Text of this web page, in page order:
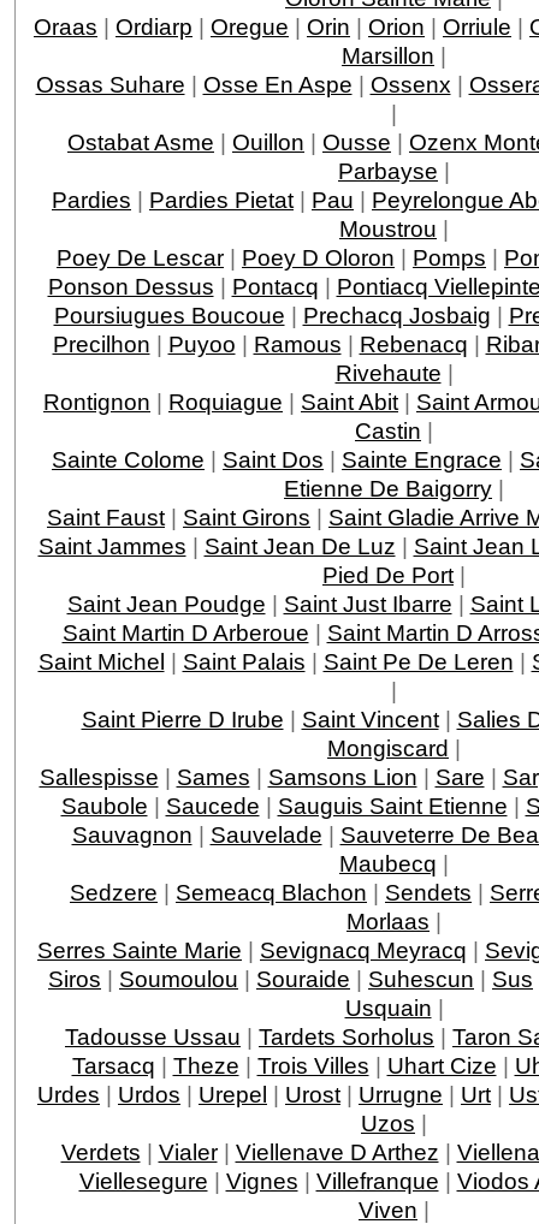
Oraas | Ordiarp | Oregue | Orin | Orion | Orriule |
Marsillon |
Ossas Suhare | Osse En Aspe | Ossenx |
|
Ostabat Asme | Ouillon | Ousse | Ozenx
Parbayse |
Pardies | Pardies Pietat | Pau | Peyrelongue
Moustrou |
Poey De Lescar | Poey D Oloron | Pomps |
Ponson Dessus | Pontacq | Pontiacq
Poursiugues Boucoue | Prechacq Josbaig |
Precilhon | Puyoo | Ramous | Rebenacq |
Rivehaute |
Rontignon | Roquiague | Saint Abit | Saint
Castin |
Sainte Colome | Saint Dos | Sainte Engrace |
Etienne De Baigorry |
Saint Faust | Saint Girons | Saint Gladie Arrive
Saint Jammes | Saint Jean De Luz | Saint Jean
Pied De Port |
Saint Jean Poudge | Saint Just Ibarre | Saint
Saint Martin D Arberoue | Saint Martin D
Saint Michel | Saint Palais | Saint Pe De Leren |
|
Saint Pierre D Irube | Saint Vincent| Salies
Mongiscard |
Sallespisse | Sames | Samsons Lion | Sare |
Saubole | Saucede | Sauguis Saint Etienne |
Sauvagnon | Sauvelade | Sauveterre De
Maubecq |
Sedzere | Semeacq Blachon | Sendets |
Morlaas |
Serres Sainte Marie | Sevignacq Meyracq |
Siros | Soumoulou | Souraide | Suhescun | Sus
Usquain |
Tadousse Ussau | Tardets Sorholus | Taron
Tarsacq | Theze | Trois Villes | Uhart Cize |
Urdes | Urdos | Urepel | Urost | Urrugne | Urt |
Uzos |
Verdets | Vialer| Viellenave D Arthez |
Viellesegure | Vignes | Villefranque | Viodos
Viven |